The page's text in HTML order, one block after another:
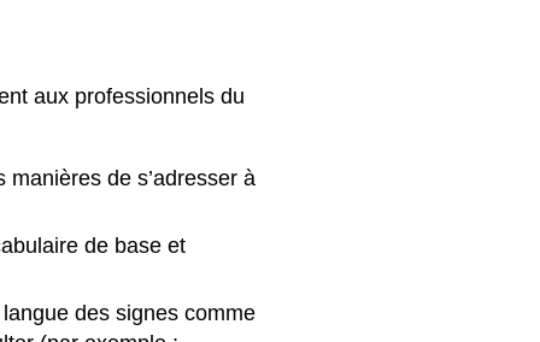
aux professionnels du
de s’adresser à
de base et
des signes comme